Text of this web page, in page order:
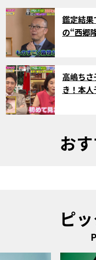
サムネイル
鑑定結果
の“西郷
サムネイル
高嶋ち
き！本
お
ピ